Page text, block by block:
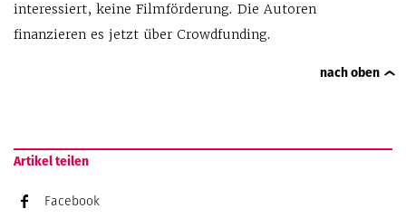
interessiert, keine Filmförderung. Die Autoren
finanzieren es jetzt über Crowdfunding.
nach oben
Artikel teilen
Facebook